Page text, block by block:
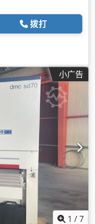
拨打
小广告
1 /7